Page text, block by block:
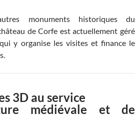
monuments historiques du
de Corfe est actuellement géré
qui y organise les visites et finance le
3D au service
médiévale et de